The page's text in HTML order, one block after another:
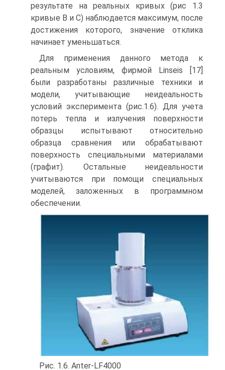
результате на реальных кривых (рис 1.3
кривые B и C) наблюдается максимум, после
достижения которого, значение отклика
начинает уменьшаться.
Для применения данного метода к
реальным условиям, фирмой Linseis [17]
были разработаны различные техники и
модели, учитывающие неидеальность
условий эксперимента (рис.1.6). Для учета
потерь тепла и излучения поверхности
образцы испытывают относительно
образца сравнения или обрабатывают
поверхность специальными материалами
(графит). Остальные неидеальности
учитываются при помощи специальных
моделей, заложенных в программном
обеспечении.
Рис. 1.6. Anter-LF4000